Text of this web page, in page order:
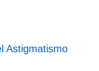
Astigmatismo